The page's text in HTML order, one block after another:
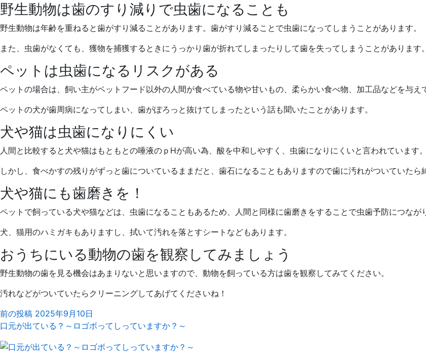
野生動物は歯のすり減りで虫歯になることも
野生動物は年齢を重ねると歯がすり減ることがあります。歯がすり減ることで虫歯になってしまうことがあります。
また、虫歯がなくても、獲物を捕獲するときにうっかり歯が折れてしまったりして歯を失ってしまうことがあります。
ペットは虫歯になるリスクがある
ペットの場合は、飼い主がペットフード以外の人間が食べている物や甘いもの、柔らかい食べ物、加工品などを与え
ペットの犬が歯周病になってしまい、歯がぽろっと抜けてしまったという話も聞いたことがあります。
犬や猫は虫歯になりにくい
人間と比較すると犬や猫はもともとの唾液のｐHが高い為、酸を中和しやすく、虫歯になりにくいと言われています。
しかし、食べかすの残りがずっと歯についているままだと、歯石になることもありますので歯に汚れがついていたら
犬や猫にも歯磨きを！
ペットで飼っている犬や猫などは、虫歯になることもあるため、人間と同様に歯磨きをすることで虫歯予防につなが
犬、猫用のハミガキもありますし、拭いて汚れを落とすシートなどもあります。
おうちにいる動物の歯を観察してみましょう
野生動物の歯を見る機会はあまりないと思いますので、動物を飼っている方は歯を観察してみてください。
汚れなどがついていたらクリーニングしてあげてくださいね！
前の投稿 2025年9月10日
口元が出ている？～ロゴボってしっていますか？～